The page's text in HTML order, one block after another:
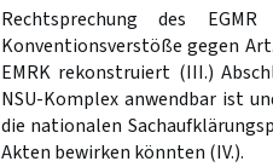
Rechtsprechung des
Konventionsverstöße gegen
EMRK rekonstruiert (III.)
NSU-Komplex anwendbar ist
die nationalen
Akten bewirken könnten (IV.).